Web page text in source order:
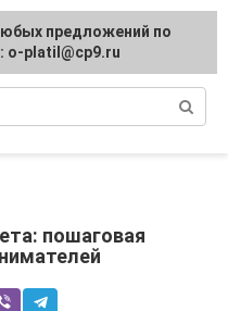
пошаговая
предложений по
o-platil@cp9.ru